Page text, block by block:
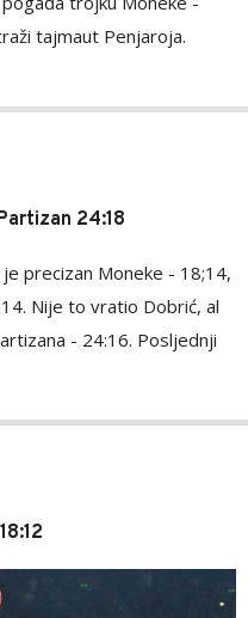
tajmaut Penjaroja.
24:18
precizan Moneke - 18;14,
Nije to vratio Dobrić, al
- 24:16. Posljednji